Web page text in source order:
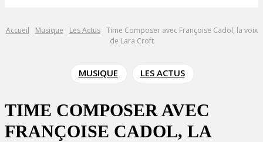
Accueil Musique Les Actus
Time Composer avec Françoise Cadol, la voix
de Lara Croft
MUSIQUE LES ACTUS
TIME COMPOSER AVEC
FRANÇOISE CADOL, LA